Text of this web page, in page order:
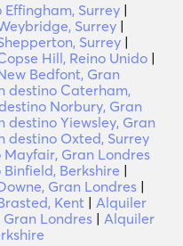
Surrey |
Surrey |
Surrey |
Hill, Reino Unido |
Bedfont, Gran
destino Caterham,
Norbury, Gran
destino Yiewsley, Gran
destino Oxted, Surrey
Gran Londres
Berkshire |
Gran Londres |
Kent | Alquiler
Londres | Alquiler